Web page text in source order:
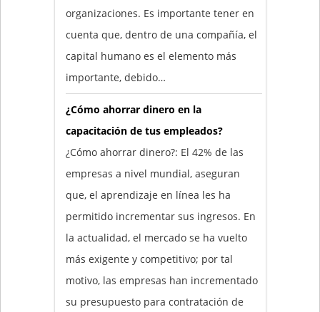
organizaciones. Es importante tener en
cuenta que, dentro de una compañía, el
capital humano es el elemento más
importante, debido…
¿Cómo ahorrar dinero en la
capacitación de tus empleados?
¿Cómo ahorrar dinero?: El 42% de las
empresas a nivel mundial, aseguran
que, el aprendizaje en línea les ha
permitido incrementar sus ingresos. En
la actualidad, el mercado se ha vuelto
más exigente y competitivo; por tal
motivo, las empresas han incrementado
su presupuesto para contratación de